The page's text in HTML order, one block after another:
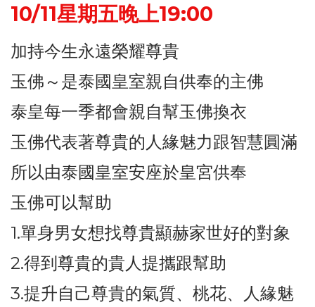
10/11星期五晚上19:00
加持今生永遠榮耀尊貴
玉佛～是泰國皇室親自供奉的主佛
泰皇每一季都會親自幫玉佛換衣
玉佛代表著尊貴的人緣魅力跟智慧圓滿
所以由泰國皇室安座於皇宮供奉
玉佛可以幫助
1.單身男女想找尊貴顯赫家世好的對象
2.得到尊貴的貴人提攜跟幫助
3.提升自己尊貴的氣質、桃花、人緣魅